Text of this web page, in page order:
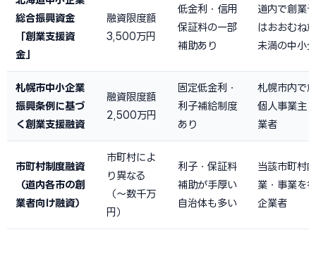
総合振興資金
「創業支援資
金」
融資限度額
3,500万円
低金利・信用
保証料の一部
補助あり
道内で創業
はおおむね
未満の中小
札幌市中小企業
振興条例に基づ
く創業支援融資
融資限度額
2,500万円
固定低金利・
利子補給制度
あり
札幌市内で
個人事業主
業者
市町村制度融資
（道内各市の創
業者向け融資）
市町村によ
り異なる
（〜数千万
円）
利子・保証料
補助が手厚い
自治体も多い
当該市町村
業・事業を
企業者